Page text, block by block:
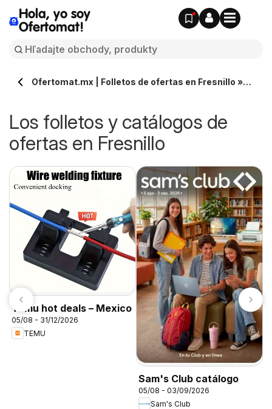
Hola, yo soy
Ofertomat!
Ofertomat.mx | Folletos de ofertas en Fresnillo »
Los folletos y catálogos de
ofertas en Fresnillo
Temu hot deals – Mexico
05/08 - 31/12/2026
TEMU
Sam's Club catálogo
05/08 - 03/09/2026
Sam's Club